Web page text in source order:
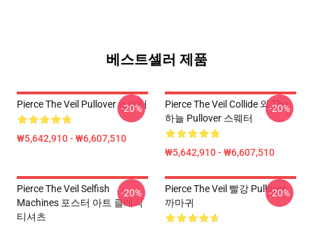
베스트셀러 제품
Pierce The Veil Pullover 스웨터
₩5,642,910 - ₩6,607,510
-20%
Pierce The Veil Collide 와 The
하늘 Pullover 스웨터
₩5,642,910 - ₩6,607,510
-20%
Pierce The Veil Selfish
Machines 포스터 아트 클래식
티셔츠
-20%
Pierce The Veil 빨강 Pullover
까마귀
-20%